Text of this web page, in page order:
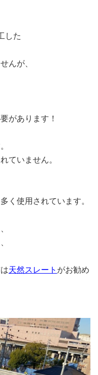
した
んが、
があります！
ていません。
く使用されています。
天然スレート がお勧め